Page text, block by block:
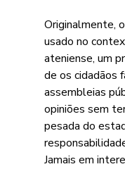
Originalmente,
usado no
ateniense, um
de os cidadãos
assembleias
opiniões sem
pesada do
Jamais em